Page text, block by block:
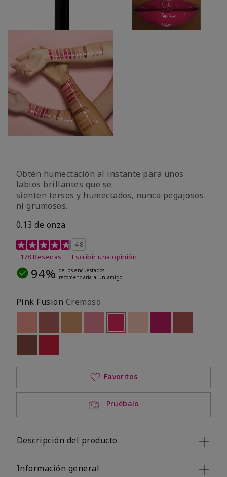
Obtén humectación al instante para unos
labios brillantes que se
sienten tersos y humectados, nunca pegajosos
ni grumosos.
0.13 de onza
Calificación de clientes de 4,8 de 5
4.8
178 Reseñas
Escribir una opinión
94% de los encuestados
recomendaría a un amigo.
Pink Fusion Cremoso
Out of stockOut of stockseleccionado
Out of stock
Pruébalo
Favoritos
Descripción del producto
Información general